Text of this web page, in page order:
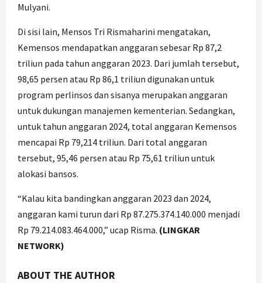
Mulyani.
Di sisi lain, Mensos Tri Rismaharini mengatakan,
Kemensos mendapatkan anggaran sebesar Rp 87,2
triliun pada tahun anggaran 2023. Dari jumlah tersebut,
98,65 persen atau Rp 86,1 triliun digunakan untuk
program perlinsos dan sisanya merupakan anggaran
untuk dukungan manajemen kementerian. Sedangkan,
untuk tahun anggaran 2024, total anggaran Kemensos
mencapai Rp 79,214 triliun. Dari total anggaran
tersebut, 95,46 persen atau Rp 75,61 triliun untuk
alokasi bansos.
“Kalau kita bandingkan anggaran 2023 dan 2024,
anggaran kami turun dari Rp 87.275.374.140.000 menjadi
Rp 79.214.083.464.000,” ucap Risma. (LINGKAR
NETWORK)
ABOUT THE AUTHOR